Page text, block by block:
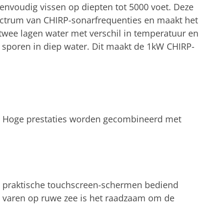
vissen op diepten tot 5000 voet. Deze
van CHIRP-sonarfrequenties en maakt het
lagen water met verschil in temperatuur en
in diep water. Dit maakt de 1kW CHIRP-
prestaties worden gecombineerd met
touchscreen-schermen bediend
op ruwe zee is het raadzaam om de